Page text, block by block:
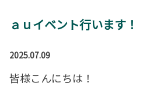
ａｕイベント行います！
2025.07.09
皆様こんにちは！